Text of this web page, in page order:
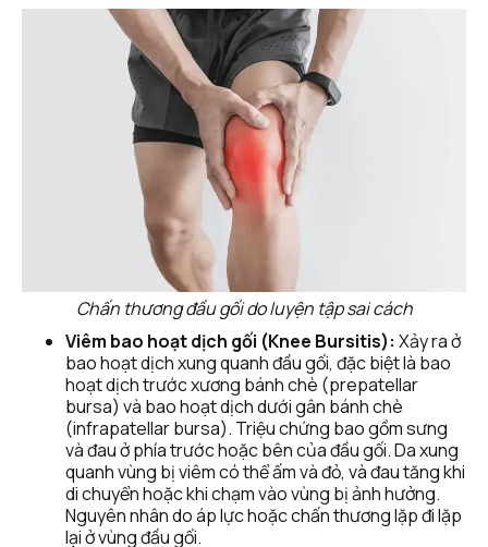
Chấn thương đầu gối do luyện tập sai cách
Viêm bao hoạt dịch gối (Knee Bursitis): Xảy ra ở
bao hoạt dịch xung quanh đầu gối, đặc biệt là bao
hoạt dịch trước xương bánh chè (prepatellar
bursa) và bao hoạt dịch dưới gân bánh chè
(infrapatellar bursa). Triệu chứng bao gồm sưng
và đau ở phía trước hoặc bên của đầu gối. Da xung
quanh vùng bị viêm có thể ấm và đỏ, và đau tăng khi
di chuyển hoặc khi chạm vào vùng bị ảnh hưởng.
Nguyên nhân do áp lực hoặc chấn thương lặp đi lặp
lại ở vùng đầu gối.